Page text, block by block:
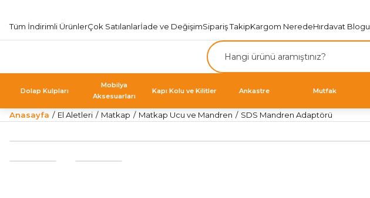
Tüm İndirimli ÜrünlerÇok Satılanlarİade ve DeğişimSipariş TakipKargom NeredeHırdavat Blogu
Dolap Kulpları
Mobilya
Aksesuarları
Kapı Kolu ve Kilitler Ankastre Mutfak
Anasayfa El Aletleri Matkap Matkap Ucu ve Mandren SDS Mandren Adaptörü